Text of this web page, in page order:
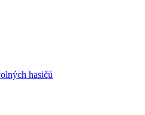
hasičů